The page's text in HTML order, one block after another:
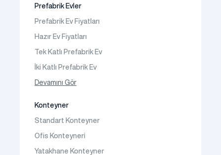
Prefabrik Evler
Prefabrik Ev Fiyatları
Hazır Ev Fiyatları
Tek Katlı Prefabrik Ev
İki Katlı Prefabrik Ev
Tek Katlı Prefabrik Villa
Devamını Gör
Konteyner
Standart Konteyner
Ofis Konteyneri
Yatakhane Konteyner